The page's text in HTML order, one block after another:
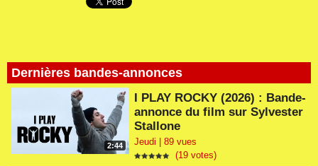
Dernières bandes-annonces
2:44
I PLAY ROCKY (2026) : Bande-
annonce du film sur Sylvester
Stallone
Jeudi | 89 vues
(19 votes)